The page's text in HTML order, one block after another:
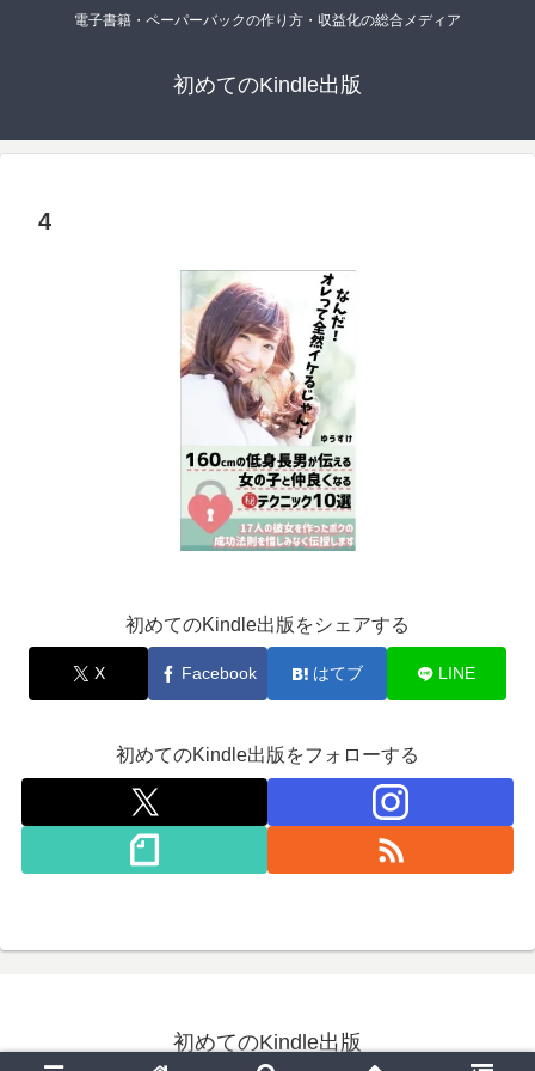
電子書籍・ペーパーバックの作り方・収益化の総合メディア
初めてのKindle出版
4
初めてのKindle出版をシェアする
X Facebook はてブ LINE
初めてのKindle出版をフォローする
初めてのKindle出版